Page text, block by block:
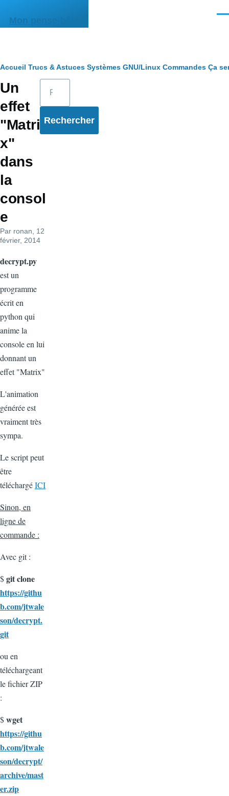
Mon pense-bête
Fil
d'Ariane
Accueil Trucs & Astuces Systèmes GNU/Linux Commandes Ça
Un
effet
"Matri
x"
dans
la
consol
e
Par ronan , 12
février, 2014
decrypt.py
est un
programme
écrit en
python qui
anime la
console en lui
donnant un
effet "Matrix"
L'animation
générée est
vraiment très
sympa.
Le script peut
être
téléchargéICI
Sinon, en
ligne de
commande :
Avec git :
$git clone
https://githu
b.com/jtwale
son/decrypt.
git
ou en
téléchargeant
le fichier ZIP
:
$wget
https://githu
b.com/jtwale
son/decrypt/
archive/mast
er.zip